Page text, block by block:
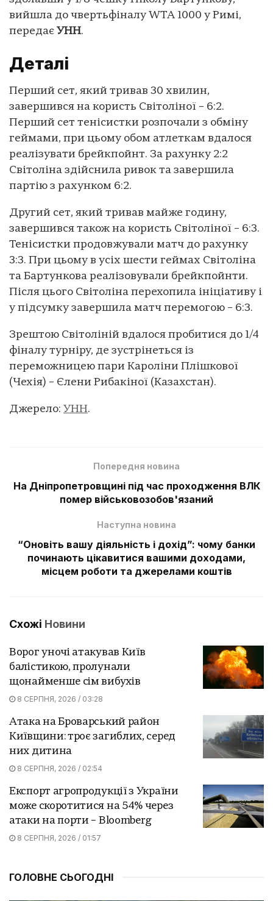
вийшла до чвертьфіналу WTA 1000 у Римі,
передає УНН.
Деталі
Перший сет, який тривав 30 хвилин,
завершився на користь Світоліної – 6:2.
Перший сет тенісистки розпочали з обміну
геймами, при цьому обом атлеткам вдалося
реалізувати брейкпойнт. За рахунку 2:2
Світоліна здійснила ривок та завершила
партію з рахунком 6:2.
Другий сет, який тривав майже годину,
завершився також на користь Світоліної – 6:3.
Тенісистки продовжували матч до рахунку
3:3. При цьому в усіх шести геймах Світоліна
та Бартункова реалізовували брейкпойнти.
Після цього Світоліна перехопила ініціативу і
у підсумку завершила матч перемогою – 6:3.
Зрештою Світоліній вдалося пробитися до 1/4
фіналу турніру, де зустрінеться із
переможницею пари Кароліни Плішкової
(Чехія) – Єлени Рибакіної (Казахстан).
Джерело: УНН.
Попередня новина
На Дніпропетровщині під час проходження ВЛК
помер військовозобов'язаний
Наступна новина
“Оновіть вашу діяльність і дохід”: чому банки
починають цікавитися вашими доходами,
місцем роботи та джерелами коштів
Схожі Новини
Ворог уночі атакував Київ
балістикою, пролунали
щонайменше сім вибухів
8 СЕРПНЯ, 2026 / 03:28
Атака на Броварський район
Київщини: троє загиблих, серед
них дитина
8 СЕРПНЯ, 2026 / 02:54
Експорт агропродукції з України
може скоротитися на 54% через
атаки на порти – Bloomberg
8 СЕРПНЯ, 2026 / 01:57
ГОЛОВНЕ СЬОГОДНІ